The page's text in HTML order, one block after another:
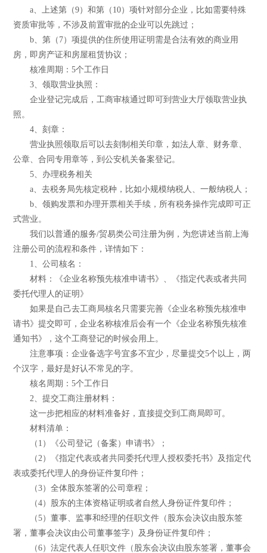
a、上述第（9）和第（10）项针对部分企业，比如需要特殊
资质审批等，不涉及前置审批的企业可以先跳过；
b、第（7）项提供的住所使用证明需是合法有效的商业用
房，即房产证和房屋租赁协议；
核准周期：5个工作日
3、领取营业执照：
企业登记完成后，工商审核通过即可到营业大厅领取营业执
照。
4、刻章：
营业执照领取后可以去刻制相关印章，如法人章、财务章、
公章、合同专用章等，到公安机关备案登记。
5、办理税务相关
a、去税务局先核定税种，比如小规模纳税人、一般纳税人；
b、领购发票和办理开票相关手续，所有税务操作完成即可正
式营业。
我们以普通的服务/贸易类公司注册为例，为您讲述当前上海
注册公司的流程和条件，详情如下：
1、公司核名：
材料：《企业名称预先核准申请书》、《指定代表或者共同
委托代理人的证明》
如果是自己去工商局核名只需要完善《企业名称预先核准申
请书》提交即可，企业名称核准后会有一个《企业名称预先核准
通知书》，这个工商登记的时候会用上。
注意事项：企业备选字号宜多不宜少，尽量提交5个以上，两
个汉字，最好是好认不常见的字。
核名周期：5个工作日
2、提交工商注册材料：
这一步把相应的材料准备好，直接提交到工商局即可。
材料清单：
（1）《公司登记（备案）申请书》；
（2）《指定代表或者共同委托代理人授权委托书》及指定代
表或委托代理人的身份证件复印件；
（3）全体股东签署的公司章程；
（4）股东的主体资格证明或者自然人身份证件复印件；
（5）董事、监事和经理的任职文件（股东会决议由股东签
署，董事会决议由公司董事签字）及身份证件复印件；
（6）法定代表人任职文件（股东会决议由股东签署，董事会